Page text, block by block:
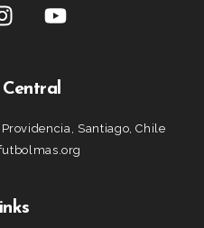
Santiago, Chile